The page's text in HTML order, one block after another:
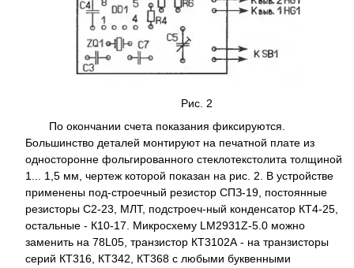
Рис. 2
По окончании счета показания фиксируются.
Большинство деталей монтируют на печатной плате из
односторонне фольгированного стеклотекстолита толщиной
1... 1,5 мм, чертеж которой показан на рис. 2. В устройстве
применены под-строечный резистор СПЗ-19, постоянные
резисторы С2-23, МЛТ, подстроеч-ный конденсатор КТ4-25,
остальные - К10-17. Микросхему LM2931Z-5.0 можно
заменить на 78L05, транзистор КТ3102А - на транзисторы
серий КТ316, КТ342, КТ368 с любыми буквенными